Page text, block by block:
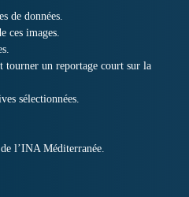
de données.
ces images.
tourner un reportage court sur la
sélectionnées.
l’INA Méditerranée.